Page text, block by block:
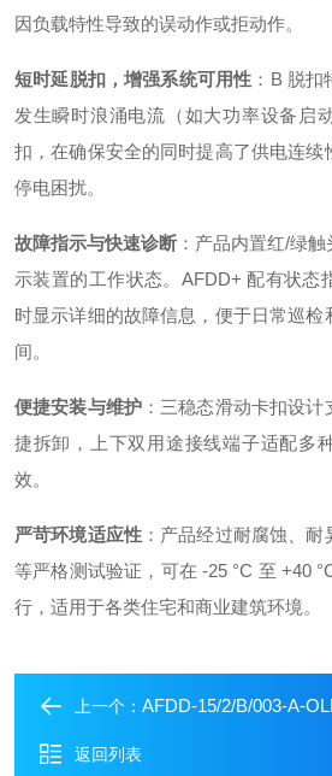
因负载特性导致的误动作或拒动作。
短时延脱扣，增强系统可用性 ：B 脱
发生瞬时浪涌电流（如大功率设备启
扣，在确保安全的同时提高了供电连续
停电困扰。
故障指示与快速诊断 ：产品内置红/绿
示装置的工作状态。AFDD+ 配有状态
时显示详细的故障信息，便于日常巡
间。
便捷安装与维护 ：三稳态滑动卡扣设
捷拆卸 ，上下双用途接线端子适配多
效。
严苛环境适应性 ：产品经过耐腐蚀、
等严格测试验证 ，可在 -25 °C 至 +40
行 ，适用于各类住宅和商业建筑环境。
上一个： AFDD-15/2/B/003-A-OLEaton伊顿
返回列表